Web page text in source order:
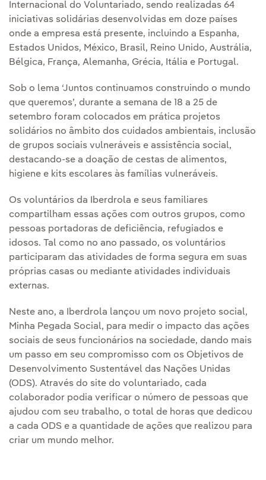
Internacional do Voluntariado, sendo realizadas 64
iniciativas solidárias desenvolvidas em doze países
onde a empresa está presente, incluindo a Espanha,
Estados Unidos, México, Brasil, Reino Unido, Austrália,
Bélgica, França, Alemanha, Grécia, Itália e Portugal.
Sob o lema ‘Juntos continuamos construindo o mundo
que queremos’, durante a semana de 18 a 25 de
setembro foram colocados em prática projetos
solidários no âmbito dos cuidados ambientais, inclusão
de grupos sociais vulneráveis e assistência social,
destacando-se a doação de cestas de alimentos,
higiene e kits escolares às famílias vulneráveis.
Os voluntários da Iberdrola e seus familiares
compartilham essas ações com outros grupos, como
pessoas portadoras de deficiência, refugiados e
idosos. Tal como no ano passado, os voluntários
participaram das atividades de forma segura em suas
próprias casas ou mediante atividades individuais
externas.
Neste ano, a Iberdrola lançou um novo projeto social,
Minha Pegada Social, para medir o impacto das ações
sociais de seus funcionários na sociedade, dando mais
um passo em seu compromisso com os Objetivos de
Desenvolvimento Sustentável das Nações Unidas
(ODS). Através do site do voluntariado, cada
colaborador podia verificar o número de pessoas que
ajudou com seu trabalho, o total de horas que dedicou
a cada ODS e a quantidade de ações que realizou para
criar um mundo melhor.